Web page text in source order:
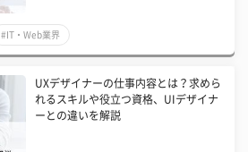
#IT・Web業界
UXデザイナーの仕事内容とは？求めら
れるスキルや役立つ資格、UIデザイナ
ーとの違いを解説